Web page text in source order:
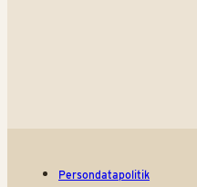
Persondatapolitik